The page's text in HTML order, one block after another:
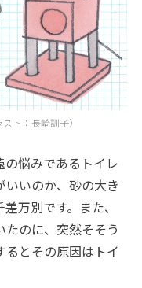
ト：長崎訓子）
悩みであるトイレ
いのか、砂の大き
万別です。また、
のに、突然そそう
るとその原因はトイ